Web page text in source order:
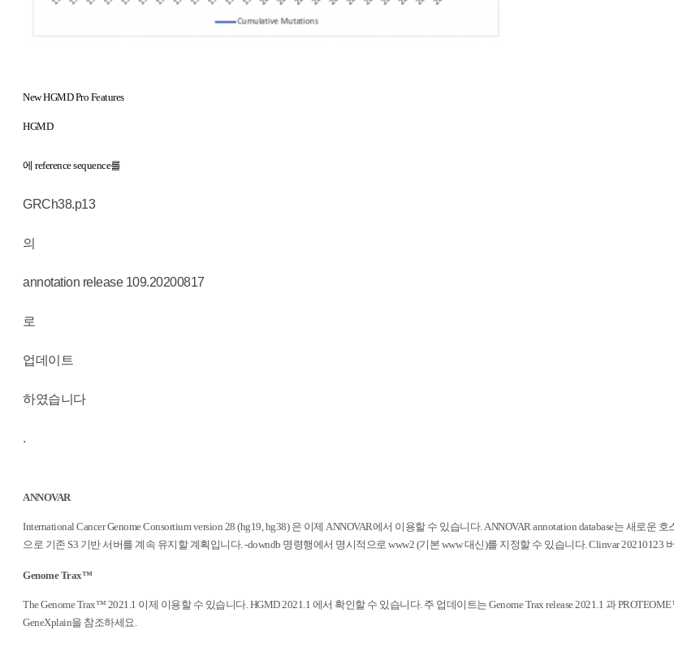
New HGMD Pro Features
HGMD
에 reference sequence를
GRCh38.p13
의
annotation release 109.20200817
로
업데이트
하였습니다
.
ANNOVAR
International Cancer Genome Consortium version 28 (hg19, hg38) 은 이제 ANNOVAR에서 이용할 수 있습니다. ANNOVAR annotation database는 새로
으로 기존 S3 기반 서버를 계속 유지할 계획입니다. -downdb 명령행에서 명시적으로 www2 (기본 www 대신)를 지정할 수 있습니다. Clinvar 20210123
Genome Trax™
The Genome Trax™ 2021.1 이제 이용할 수 있습니다. HGMD 2021.1 에서 확인할 수 있습니다. 주 업데이트는 Genome Trax release 2021.1 과
GeneXplain을 참조하세요.